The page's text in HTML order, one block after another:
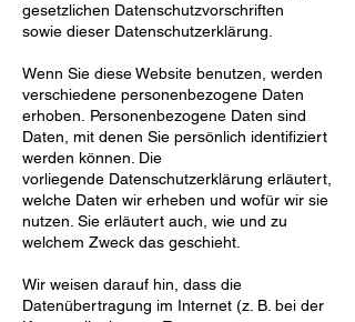
gesetzlichen Datenschutzvorschriften
sowie dieser Datenschutzerklärung.
Wenn Sie diese Website benutzen, werden
verschiedene personenbezogene Daten
erhoben. Personenbezogene Daten sind
Daten, mit denen Sie persönlich identifiziert
werden können. Die
vorliegende Datenschutzerklärung erläutert,
welche Daten wir erheben und wofür wir sie
nutzen. Sie erläutert auch, wie und zu
welchem Zweck das geschieht.
Wir weisen darauf hin, dass die
Datenübertragung im Internet (z. B. bei der